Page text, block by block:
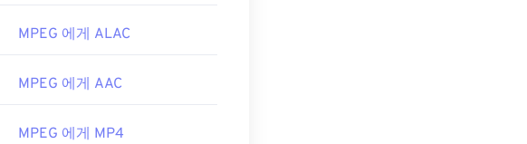
오 디코더(DVD 디코더 팩)를 다
MPEG 에게 ALAC
MPEG 에게 AAC
MPEG 에게 MP4